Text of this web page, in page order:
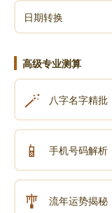
日期转换
高级专业测算
🪄 八字名字精批
📱 手机号码解析
🎐 流年运势揭秘